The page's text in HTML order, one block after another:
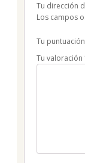
Tu dirección
Los campos
Tu puntuación
Tu valoración